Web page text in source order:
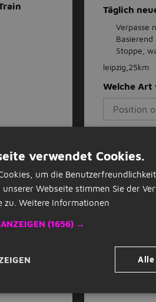
Täglich
Verpasse
Stoppe,
leipzig,25km
Welche Art
Job-
verwendet Cookies.
um die
Webseite stimmen Sie der
zu. Weitere Informationen
(1656) →
Alle